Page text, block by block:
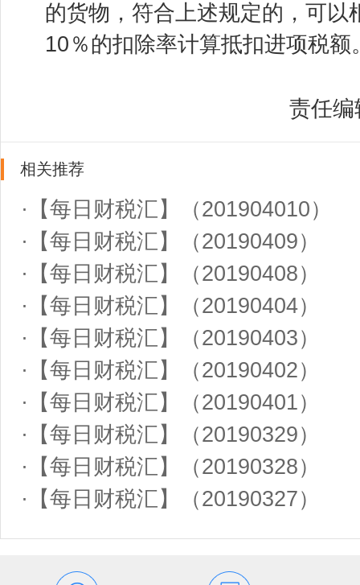
的货物，符合上述规定的，可以
10％的扣除率计算抵扣进项税额
责任
相关推荐
· 【每日财税汇】（201904010）
· 【每日财税汇】（20190409）
· 【每日财税汇】（20190408）
· 【每日财税汇】（20190404）
· 【每日财税汇】（20190403）
· 【每日财税汇】（20190402）
· 【每日财税汇】（20190401）
· 【每日财税汇】（20190329）
· 【每日财税汇】（20190328）
· 【每日财税汇】（20190327）